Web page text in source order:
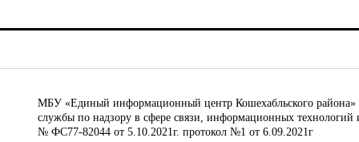
МБУ «Единый информационный центр Кошехабльского района»
службы по надзору в сфере связи, информационных
№ ФС77-82044 от 5.10.2021г. протокол №1 от 6.09.2021г